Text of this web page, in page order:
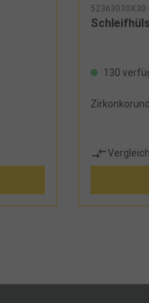
52363030X30
130